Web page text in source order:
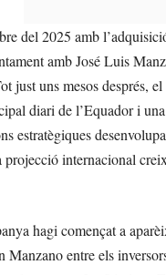
del 2025 amb
amb José Luis
just uns mesos després,
diari de l’Equador i
estratègiques
internacional
hagi començat a
Manzano entre els